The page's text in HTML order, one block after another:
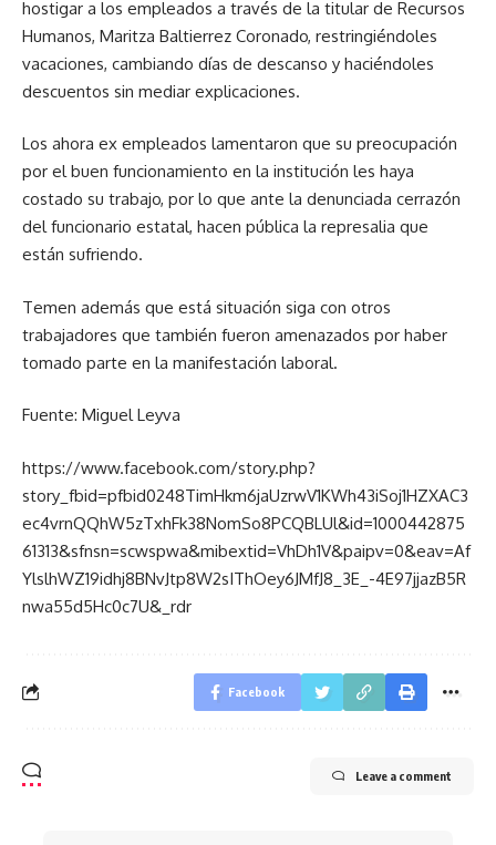
hostigar a los empleados a través de la titular de Recursos
Humanos, Maritza Baltierrez Coronado, restringiéndoles
vacaciones, cambiando días de descanso y haciéndoles
descuentos sin mediar explicaciones.
Los ahora ex empleados lamentaron que su preocupación
por el buen funcionamiento en la institución les haya
costado su trabajo, por lo que ante la denunciada cerrazón
del funcionario estatal, hacen pública la represalia que
están sufriendo.
Temen además que está situación siga con otros
trabajadores que también fueron amenazados por haber
tomado parte en la manifestación laboral.
Fuente: Miguel Leyva
https://www.facebook.com/story.php?
story_fbid=pfbid0248TimHkm6jaUzrwV1KWh43iSoj1HZXAC3
ec4vrnQQhW5zTxhFk38NomSo8PCQBLUl&id=1000442875
61313&sfnsn=scwspwa&mibextid=VhDh1V&paipv=0&eav=Af
YlslhWZ19idhj8BNvJtp8W2sIThOey6JMfJ8_3E_-4E97jjazB5R
nwa55d5Hc0c7U&_rdr
Facebook
Leave a comment